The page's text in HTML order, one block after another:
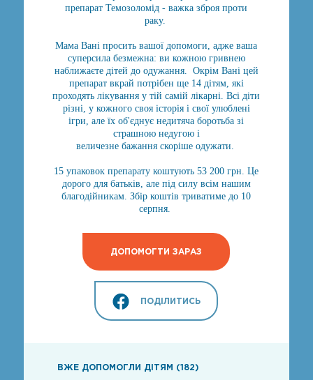
препарат Темозоломід - важка зброя проти
раку.
Мама Вані просить вашої допомоги, адже ваша
суперсила безмежна: ви кожною гривнею
наближаєте дітей до одужання. Окрім Вані цей
препарат вкрай потрібен ще 14 дітям, які
проходять лікування у тій самій лікарні. Всі діти
різні, у кожного своя історія і свої улюблені
ігри, але їх об'єднує недитяча боротьба зі
страшною недугою і
величезне бажання скоріше одужати.
15 упаковок препарату коштують 53 200 грн. Це
дорого для батьків, але під силу всім нашим
благодійникам. Збір коштів триватиме до 10
серпня.
ДОПОМОГТИ ЗАРАЗ
ПОДІЛИТИСЬ
ВЖЕ ДОПОМОГЛИ ДІТЯМ (182)